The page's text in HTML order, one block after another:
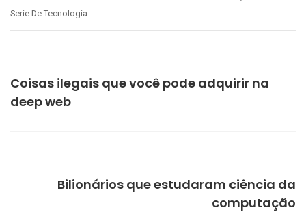
Serie De Tecnologia
Coisas ilegais que você pode adquirir na
deep web
Bilionários que estudaram ciência da
computação